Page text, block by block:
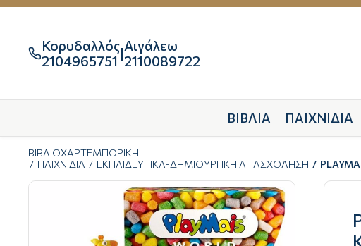
Κορυδαλλός
2104965751 |Αιγάλεω
2110089722
ΒΙΒΛΙΑ ΠΑΙΧΝΙΔΙΑ
ΒΙΒΛΙΟΧΑΡΤΕΜΠΟΡΙΚΗ
ΠΑΙΧΝΙΔΙΑ
ΕΚΠΑΙΔΕΥΤΙΚΑ-ΔΗΜΙΟΥΡΓΙΚΗ ΑΠΑΣΧΟΛΗΣΗ